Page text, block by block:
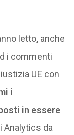
letto, anche
i commenti
UE con
i
in essere
Analytics da